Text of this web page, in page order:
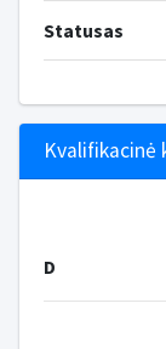
Statusas
Kvalifikacinė
D